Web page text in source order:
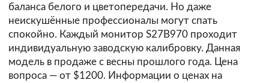
баланса белого и цветопередачи. Но даже
неискушённые профессионалы могут спать
спокойно. Каждый монитор S27B970 проходит
индивидуальную заводскую калибровку. Данная
модель в продаже с весны прошлого года. Цена
вопроса — от $1200. Информации о ценах на